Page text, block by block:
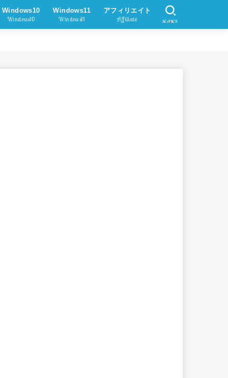
Windows10
Windows10
Windows11
Windows11
アフィリエイト
Affiliate SEARCH